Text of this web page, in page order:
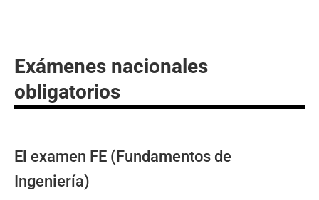
Exámenes nacionales
obligatorios
El examen FE (Fundamentos de
Ingeniería)